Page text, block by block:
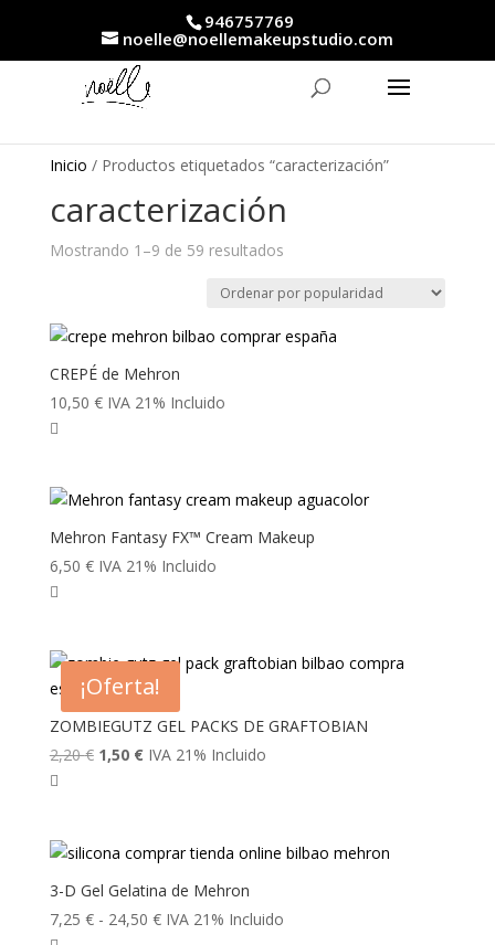
946757769
noelle@noellemakeupstudio.com
Inicio / Productos etiquetados “caracterización”
caracterización
Mostrando 1–9 de 59 resultadosOrdenado
popularidad
CREPÉ de Mehron
10,50 € IVA 21% Incluido
Mehron Fantasy FX™ Cream Makeup
6,50 € IVA 21% Incluido
¡Oferta!
ZOMBIEGUTZ GEL PACKS DE GRAFTOBIAN
2,20€ El
2,20 €.
1,50 €El
1,50 €.
IVA 21% Incluido
3-D Gel Gelatina de Mehron
7,25 € - 24,50 €Rango
IVA 21% Incluido